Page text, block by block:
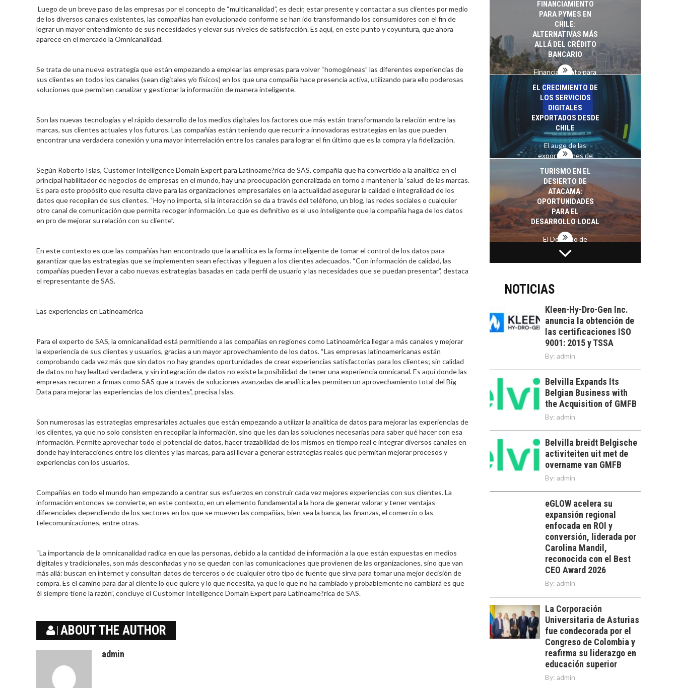
Luego de un breve paso de las empresas por el concepto de “multicanalidad”, es decir, estar presente y contactar a sus clientes por medio
de los diversos canales existentes, las compañías han evolucionado conforme se han ido transformando los consumidores con el fin de
lograr un mayor entendimiento de sus necesidades y elevar sus niveles de satisfacción. Es aquí, en este punto y coyuntura, que ahora
aparece en el mercado la Omnicanalidad.
Se trata de una nueva estrategia que están empezando a emplear las empresas para volver “homogéneas” las diferentes experiencias de
sus clientes en todos los canales (sean digitales y/o físicos) en los que una compañía hace presencia activa, utilizando para ello poderosas
soluciones que permiten canalizar y gestionar la información de manera inteligente.
Son las nuevas tecnologías y el rápido desarrollo de los medios digitales los factores que más están transformando la relación entre las
marcas, sus clientes actuales y los futuros. Las compañías están teniendo que recurrir a innovadoras estrategias en las que pueden
encontrar una verdadera conexión y una mayor interrelación entre los canales para lograr el fin último que es la compra y la fidelización.
Según Roberto Islas, Customer Intelligence Domain Expert para Latinoame?rica de SAS, compañía que ha convertido a la analítica en el
principal habilitador de negocios de empresas en el mundo, hay una preocupación generalizada en torno a mantener la ‘salud’ de las marcas.
Es para este propósito que resulta clave para las organizaciones empresariales en la actualidad asegurar la calidad e integralidad de los
datos que recopilan de sus clientes. “Hoy no importa, si la interacción se da a través del teléfono, un blog, las redes sociales o cualquier
otro canal de comunicación que permita recoger información. Lo que es definitivo es el uso inteligente que la compañía haga de los datos
en pro de mejorar su relación con su cliente”.
En este contexto es que las compañías han encontrado que la analítica es la forma inteligente de tomar el control de los datos para
garantizar que las estrategias que se implementen sean efectivas y lleguen a los clientes adecuados. “Con información de calidad, las
compañías pueden llevar a cabo nuevas estrategias basadas en cada perfil de usuario y las necesidades que se puedan presentar”, destaca
el representante de SAS.
Las experiencias en Latinoamérica
Para el experto de SAS, la omnicanalidad está permitiendo a las compañías en regiones como Latinoamérica llegar a más canales y mejorar
la experiencia de sus clientes y usuarios, gracias a un mayor aprovechamiento de los datos. “Las empresas latinoamericanas están
comprobando cada vez más que sin datos no hay grandes oportunidades de crear experiencias satisfactorias para los clientes; sin calidad
de datos no hay lealtad verdadera, y sin integración de datos no existe la posibilidad de tener una experiencia omnicanal. Es aquí donde las
empresas recurren a firmas como SAS que a través de soluciones avanzadas de analítica les permiten un aprovechamiento total del Big
Data para mejorar las experiencias de los clientes”, precisa Islas.
Son numerosas las estrategias empresariales actuales que están empezando a utilizar la analítica de datos para mejorar las experiencias de
los clientes, ya que no solo consisten en recopilar la información, sino que les dan las soluciones necesarias para saber qué hacer con esa
información. Permite aprovechar todo el potencial de datos, hacer trazabilidad de los mismos en tiempo real e integrar diversos canales en
donde hay interacciones entre los clientes y las marcas, para así llevar a generar estrategias reales que permitan mejorar procesos y
experiencias con los usuarios.
Compañías en todo el mundo han empezando a centrar sus esfuerzos en construir cada vez mejores experiencias con sus clientes. La
información entonces se convierte, en este contexto, en un elemento fundamental a la hora de generar valorar y tener ventajas
diferenciales dependiendo de los sectores en los que se mueven las compañías, bien sea la banca, las finanzas, el comercio o las
telecomunicaciones, entre otras.
“La importancia de la omnicanalidad radica en que las personas, debido a la cantidad de información a la que están expuestas en medios
digitales y tradicionales, son más desconfiadas y no se quedan con las comunicaciones que provienen de las organizaciones, sino que van
más allá: buscan en internet y consultan datos de terceros o de cualquier otro tipo de fuente que sirva para tomar una mejor decisión de
compra. Es el camino para dar al cliente lo que quiere y lo que necesita, ya que lo que no ha cambiado y probablemente no cambiará es que
él siempre tiene la razón”, concluye el Customer Intelligence Domain Expert para Latinoame?rica de SAS.
ABOUT THE AUTHOR
admin
startups…
LA
TRANSFORMACIÓN
DE LOS RECURSOS
HUMANOS EN LAS
EMPRESAS
CHILENAS
La transformación
estratégica de los
recursos humanos en
las empresas…
FINANCIAMIENTO
PARA PYMES EN
CHILE:
ALTERNATIVAS MÁS
ALLÁ DEL CRÉDITO
BANCARIO
Financiamiento para
pymes en Chile:
alternativas que
trascienden el
crédito…
EL CRECIMIENTO DE
LOS SERVICIOS
DIGITALES
EXPORTADOS DESDE
CHILE
El auge de las
exportaciones de
Chile:…
TURISMO EN EL
DESIERTO DE
ATACAMA:
OPORTUNIDADES
PARA EL
DESARROLLO LOCAL
El Desierto de
Atacama: Motor
Estratégico para el
LA INDUSTRIA
MINERA CHILENA
SOSTENIBILIDAD
Minería chilena: un
pilar estratégico ante
el reto ineludible de…
CAPITAL DE RIESGO
EN CHILE:
OPORTUNIDADES
PARA STARTUPS Y
NUEVOS NEGOCIOS
Capital de riesgo en
Chile: motor de
innovación para
LA
TRANSFORMACIÓN
DE LOS RECURSOS
HUMANOS EN LAS
EMPRESAS
La transformación
estratégica de los
recursos humanos en
las empresas…
FINANCIAMIENTO
PARA PYMES EN
CHILE:
ALTERNATIVAS MÁS
ALLÁ DEL CRÉDITO
BANCARIO
Financiamiento para
pymes en Chile:
trascienden el
crédito…
EL CRECIMIENTO DE
LOS SERVICIOS
DIGITALES
EXPORTADOS DESDE
CHILE
El auge de las
exportaciones de
servicios digitales en
Chile:…
TURISMO EN EL
DESIERTO DE
NOTICIAS
Kleen-Hy-Dro-Gen Inc.
anuncia la obtención de
las certificaciones ISO
9001: 2015 y TSSA
By: admin
Belvilla Expands Its
Belgian Business with
the Acquisition of GMFB
By: admin
Belvilla breidt Belgische
activiteiten uit met de
overname van GMFB
By: admin
eGLOW acelera su
expansión regional
enfocada en ROI y
conversión, liderada por
Carolina Mandil,
reconocida con el Best
CEO Award 2026
By: admin
La Corporación
Universitaria de Asturias
fue condecorada por el
Congreso de Colombia y
reafirma su liderazgo en
educación superior
By: admin